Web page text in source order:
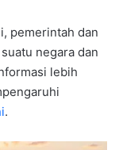
pemerintah dan
negara dan
lebih
.